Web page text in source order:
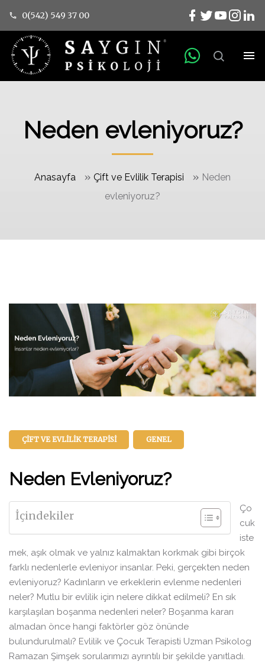
0(542) 549 37 00
Neden evleniyoruz?
Anasayfa » Çift ve Evlilik Terapisi » Neden
evleniyoruz?
ÇIFT VE EVLILIK TERAPISI GENEL
Neden Evleniyoruz?
İçindekiler
Ço
cuk
iste
mek, aşık olmak ve yalnız kalmaktan korkmak gibi birçok
farklı nedenlerle evleniyor insanlar. Peki, gerçekten neden
evleniyoruz? Kadınların ve erkeklerin evlenme nedenleri
neler? Mutlu bir evlilik için nelere dikkat edilmeli? En sık
karşılaşılan boşanma nedenleri neler? Boşanma kararı
almadan önce hangi faktörler göz önünde
bulundurulmalı? Evlilik ve Çocuk Terapisti Uzman Psikolog
Ramazan Şimşek sorularımızı ayrıntılı bir şekilde yanıtladı.